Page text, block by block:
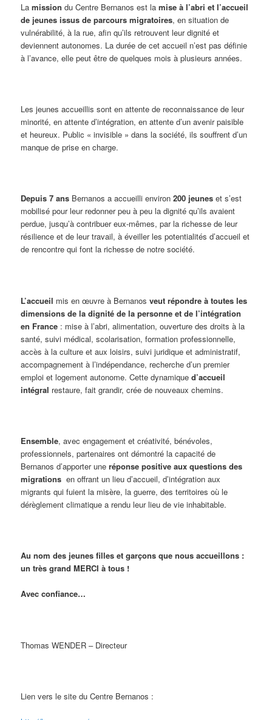
Lamission du Centre Bernanos est lamise à l’abri et l’accueil
de jeunes issus de parcours migratoires, en situation de
vulnérabilité, à la rue, afin qu’ils retrouvent leur dignité et
deviennent autonomes. La durée de cet accueil n’est pas définie
à l’avance, elle peut être de quelques mois à plusieurs années.
Les jeunes accueillis sont en attente de reconnaissance de leur
minorité, en attente d’intégration, en attente d’un avenir paisible
et heureux. Public « invisible » dans la société, ils souffrent d’un
manque de prise en charge.
Depuis 7 ans Bernanos a accueilli environ200 jeunes et s’est
mobilisé pour leur redonner peu à peu la dignité qu’ils avaient
perdue, jusqu’à contribuer eux-mêmes, par la richesse de leur
résilience et de leur travail, à éveiller les potentialités d’accueil et
de rencontre qui font la richesse de notre société.
L’accueil mis en œuvre à Bernanos veut répondre à toutes les
dimensions de la dignité de la personne et de l’intégration
en France : mise à l’abri, alimentation, ouverture des droits à la
santé, suivi médical, scolarisation, formation professionnelle,
accès à la culture et aux loisirs, suivi juridique et administratif,
accompagnement à l’indépendance, recherche d’un premier
emploi et logement autonome. Cette dynamiqued’accueil
intégral restaure, fait grandir, crée de nouveaux chemins.
Ensemble, avec engagement et créativité, bénévoles,
professionnels, partenaires ont démontré la capacité de
Bernanos d’apporter uneréponse positive aux questions des
migrationsen offrant un lieu d’accueil, d’intégration aux
migrants qui fuient la misère, la guerre, des territoires où le
dérèglement climatique a rendu leur lieu de vie inhabitable.
Au nom des jeunes filles et garçons que nous accueillons :
un très grand MERCI à tous !
Avec confiance…
Thomas WENDER – Directeur
Lien vers le site du Centre Bernanos :